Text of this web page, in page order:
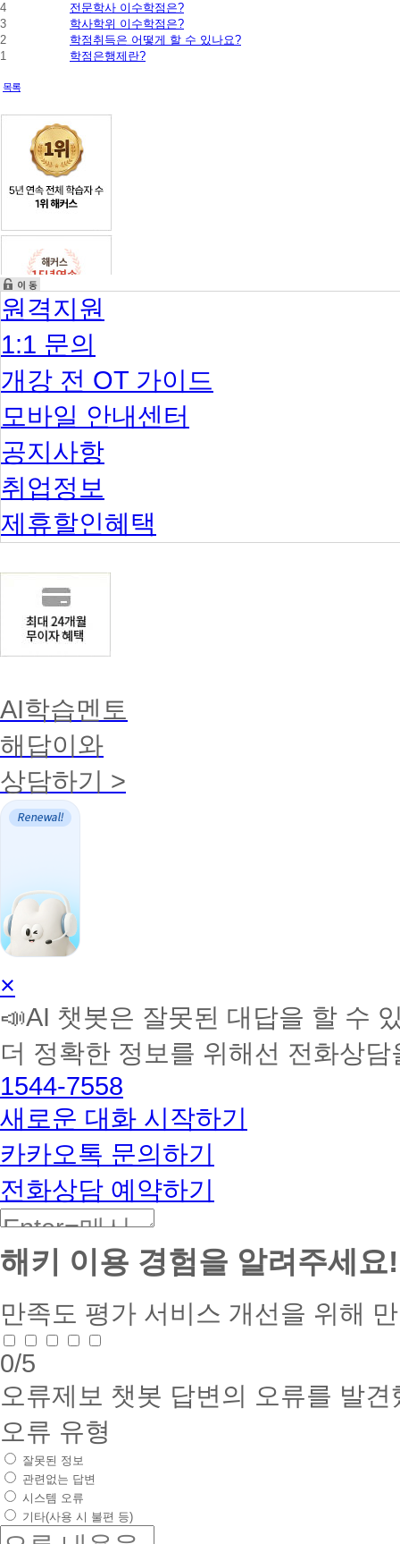
4
전문학사 이수학점은?
3
학사학위 이수학점은?
2
학점취득은 어떻게 할 수 있나요?
1
학점은행제란?
목록
원격지원
1:1 문의
개강 전 OT 가이드
모바일 안내센터
공지사항
취업정보
제휴할인혜택
AI학습멘토
해답이와
상담하기 >
AI
학
습
토
커
BETA
×
📣AI 챗봇은 잘못된 대답을 할 수
더 정확한 정보를 위해선 전화상
1544-7558
새로운 대화 시작하기
카카오톡 문의하기
전화상담 예약하기
해키 이용 경험을 알려주세요!
만족도 평가 서비스 개선을 위해
0/5
오류제보 챗봇 답변의 오류를 발
오류 유형
잘못된 정보
관련없는 답변
시스템 오류
기타(사용 시 불편 등)